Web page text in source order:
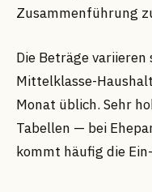
Zusammenführung
Die Beträge
Mittelklasse-
Monat üblich. Sehr
Tabellen — bei
kommt häufig die